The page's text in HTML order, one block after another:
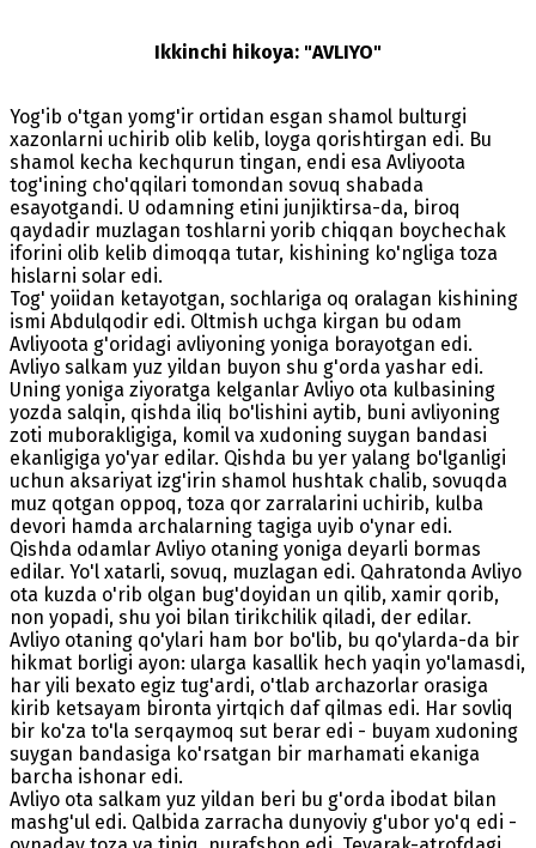
Ikkinchi hikoya: "AVLIYO"
Yog'ib o'tgan yomg'ir ortidan esgan shamol bulturgi
xazonlarni uchirib olib kelib, loyga qorishtirgan edi. Bu
shamol kecha kechqurun tingan, endi esa Avliyoota
tog'ining cho'qqilari tomondan sovuq shabada
esayotgandi. U odamning etini junjiktirsa-da, biroq
qaydadir muzlagan toshlarni yorib chiqqan boychechak
iforini olib kelib dimoqqa tutar, kishining ko'ngliga toza
hislarni solar edi.
Tog' yoiidan ketayotgan, sochlariga oq oralagan kishining
ismi Abdulqodir edi. Oltmish uchga kirgan bu odam
Avliyoota g'oridagi avliyoning yoniga borayotgan edi.
Avliyo salkam yuz yildan buyon shu g'orda yashar edi.
Uning yoniga ziyoratga kelganlar Avliyo ota kulbasining
yozda salqin, qishda iliq bo'lishini aytib, buni avliyoning
zoti muborakligiga, komil va xudoning suygan bandasi
ekanligiga yo'yar edilar. Qishda bu yer yalang bo'lganligi
uchun aksariyat izg'irin shamol hushtak chalib, sovuqda
muz qotgan oppoq, toza qor zarralarini uchirib, kulba
devori hamda archalarning tagiga uyib o'ynar edi.
Qishda odamlar Avliyo otaning yoniga deyarli bormas
edilar. Yo'l xatarli, sovuq, muzlagan edi. Qahratonda Avliyo
ota kuzda o'rib olgan bug'doyidan un qilib, xamir qorib,
non yopadi, shu yoi bilan tirikchilik qiladi, der edilar.
Avliyo otaning qo'ylari ham bor bo'lib, bu qo'ylarda-da bir
hikmat borligi ayon: ularga kasallik hech yaqin yo'lamasdi,
har yili bexato egiz tug'ardi, o'tlab archazorlar orasiga
kirib ketsayam bironta yirtqich daf qilmas edi. Har sovliq
bir ko'za to'la serqaymoq sut berar edi - buyam xudoning
suygan bandasiga ko'rsatgan bir marhamati ekaniga
barcha ishonar edi.
Avliyo ota salkam yuz yildan beri bu g'orda ibodat bilan
mashg'ul edi. Qalbida zarracha dunyoviy g'ubor yo'q edi -